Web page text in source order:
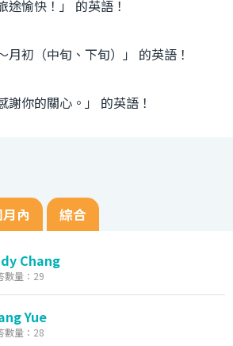
途愉快！」 的英語！
月初（中旬、下旬）」 的英語！
謝你的關心。」 的英語！
內 綜合
Chang
數量：29
Yue
數量：28